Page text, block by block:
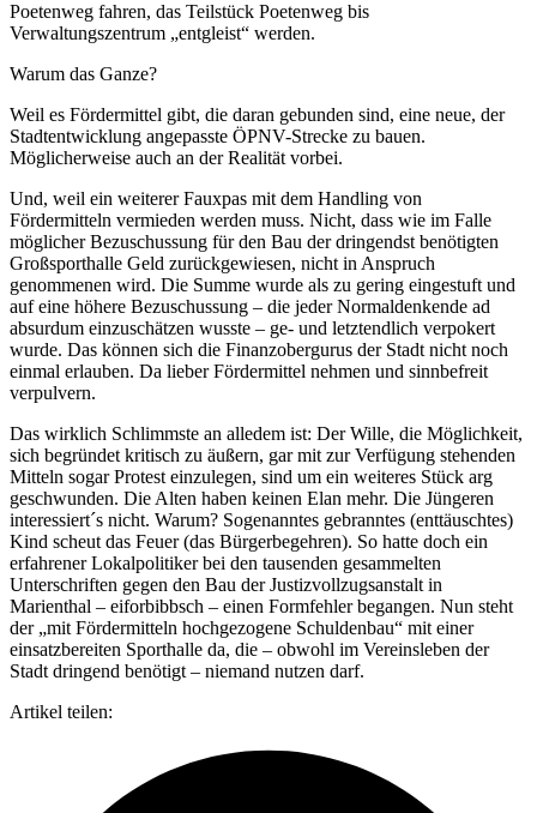
Poetenweg fahren, das Teilstück Poetenweg bis
Verwaltungszentrum „entgleist“ werden.
Warum das Ganze?
Weil es Fördermittel gibt, die daran gebunden sind, eine neue, der
Stadtentwicklung angepasste ÖPNV-Strecke zu bauen.
Möglicherweise auch an der Realität vorbei.
Und, weil ein weiterer Fauxpas mit dem Handling von
Fördermitteln vermieden werden muss. Nicht, dass wie im Falle
möglicher Bezuschussung für den Bau der dringendst benötigten
Großsporthalle Geld zurückgewiesen, nicht in Anspruch
genommenen wird. Die Summe wurde als zu gering eingestuft und
auf eine höhere Bezuschussung – die jeder Normaldenkende ad
absurdum einzuschätzen wusste – ge- und letztendlich verpokert
wurde. Das können sich die Finanzobergurus der Stadt nicht noch
einmal erlauben. Da lieber Fördermittel nehmen und sinnbefreit
verpulvern.
Das wirklich Schlimmste an alledem ist: Der Wille, die Möglichkeit,
sich begründet kritisch zu äußern, gar mit zur Verfügung stehenden
Mitteln sogar Protest einzulegen, sind um ein weiteres Stück arg
geschwunden. Die Alten haben keinen Elan mehr. Die Jüngeren
interessiert´s nicht. Warum? Sogenanntes gebranntes (enttäuschtes)
Kind scheut das Feuer (das Bürgerbegehren). So hatte doch ein
erfahrener Lokalpolitiker bei den tausenden gesammelten
Unterschriften gegen den Bau der Justizvollzugsanstalt in
Marienthal – eiforbibbsch – einen Formfehler begangen. Nun steht
der „mit Fördermitteln hochgezogene Schuldenbau“ mit einer
einsatzbereiten Sporthalle da, die – obwohl im Vereinsleben der
Stadt dringend benötigt – niemand nutzen darf.
Artikel teilen: